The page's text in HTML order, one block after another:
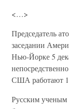
<…>
Председатель
заседании
Нью-Йорке 5
США работают
Русским